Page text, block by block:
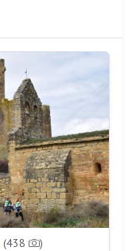
(438 )